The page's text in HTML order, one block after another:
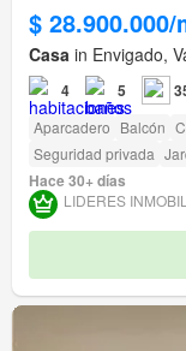
$ 28.900.000/
Casa in Envigado,
4 5
Aparcadero Balcón
Seguridad privada
Hace 30+ días
LIDERES